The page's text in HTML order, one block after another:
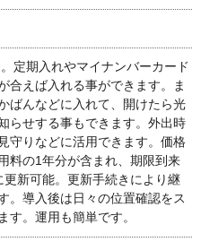
定期入れやマイナンバーカード
合えば入れる事ができます。ま
ばんなどに入れて、開けたら光
らせする事もできます。外出時
守りなどに活用できます。価格
料の1年分が含まれ、期限到来
更新可能。更新手続きにより継
。導入後は日々の位置確認をス
す。運用も簡単です。